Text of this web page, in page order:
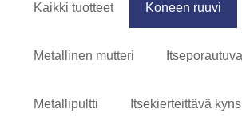
Kaikki tuotteet Koneen ruuvi
Metallinen mutteri
Metallipultti Itsekierteittävä